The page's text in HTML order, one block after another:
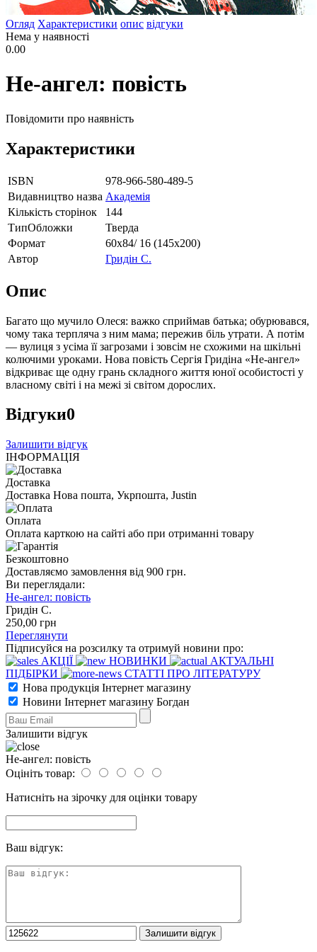
Огляд Характеристики опис відгуки
Нема у наявності
0.00
Не-ангел: повість
Повідомити про наявність
Характеристики
ISBN
978-966-580-489-5
Видавництво назва Академія
Кількість сторінок
144
ТипОбложки
Тверда
Формат
60х84/ 16 (145х200)
Автор
Гридін С.
Опис
Багато що мучило Олеся: важко сприймав батька; обурювався,
чому така терпляча з ним мама; пережив біль утрати. А потім
— вулиця з усіма її загрозами і зовсім не схожими на шкільні
колючими уроками. Нова повість Сергія Гридіна «Не-ангел»
відкриває ще одну грань складного життя юної особистості у
власному світі і на межі зі світом дорослих.
Відгуки0
Залишити відгук
ІНФОРМАЦІЯ
Доставка
Доставка Нова пошта, Укрпошта, Justin
Оплата
Оплата карткою на сайті або при отриманні товару
Безкоштовно
Доставляємо замовлення від 900 грн.
Ви переглядали:
Не-ангел: повість
Гридін С.
250,00 грн
Переглянути
Підписуйся на розсилку та отримуй новини про:
АКЦІЇ
НОВИНКИ
АКТУАЛЬНІ
ПІДБІРКИ
СТАТТІ ПРО ЛІТЕРАТУРУ
Нова продукція Інтернет магазину
Новини Інтернет магазину Богдан
Залишити відгук
Не-ангел: повість
Оцініть товар:
Натисніть на зірочку для оцінки товару
Ваш відгук: